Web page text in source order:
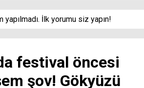
yapılmadı. İlk yorumu siz yapın!
festival öncesi
şov! Gökyüzü